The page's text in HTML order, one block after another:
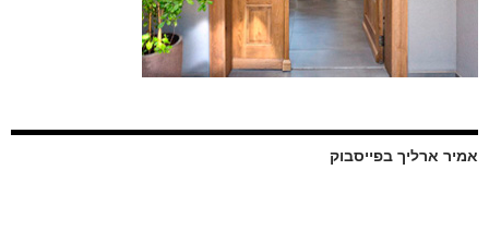
אמיר ארליך בפייסבוק